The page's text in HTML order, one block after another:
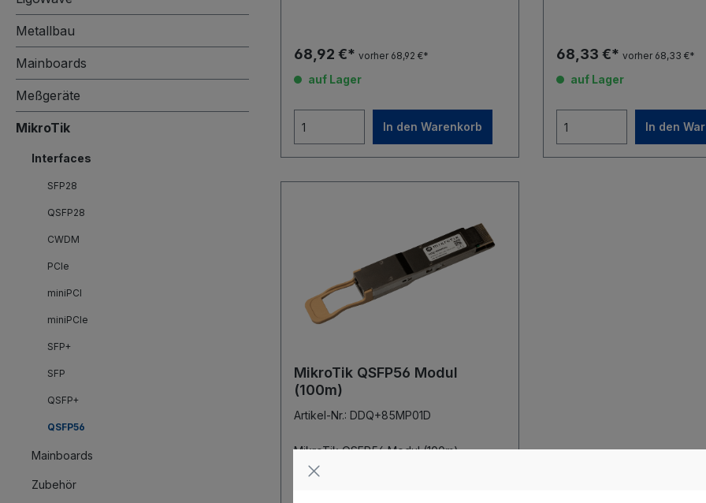
Metallbau
Mainboards
Meßgeräte
MikroTik
Interfaces
SFP28
QSFP28
CWDM
PCIe
miniPCI
miniPCIe
SFP+
SFP
QSFP+
QSFP56
Mainboards
Zubehör
m Max. Datenrate: 40G / 4x10G, 100G /
68,92 €* vorher 68,92 €*
auf Lager
In den Warenkorb
68,33 €* vorher 68,33 €*
auf Lager
In den
MikroTik QSFP56 Modul
(100m)
Artikel-Nr.: DDQ+85MP01D
MikroTik QSFP56 Modul (100m)
MikroTik QSFP56 Modul (100m)
DDQ+85MP01D QSFP56-DD Modul